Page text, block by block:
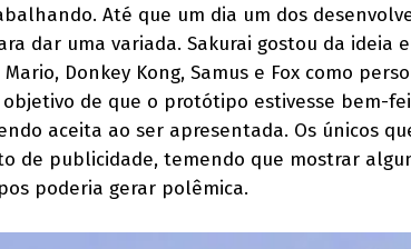
Até que um dia um dos
dar uma variada. Sakurai gostou da ideia
Donkey Kong, Samus e Fox como
de que o protótipo estivesse bem-
aceita ao ser apresentada. Os únicos
de publicidade, temendo que mostrar
poderia gerar polêmica.